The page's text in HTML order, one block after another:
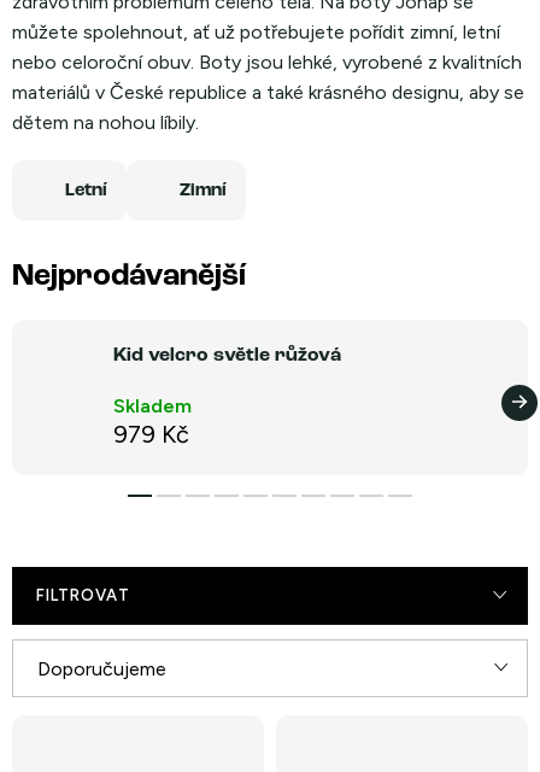
+
můžete spolehnout, ať už potřebujete pořídit zimní, letní
nebo celoroční obuv. Boty jsou lehké, vyrobené z kvalitních
materiálů v České republice a také krásného designu, aby se
dětem na nohou líbily.
Letní Zimní
Nejprodávanější
Kid velcro světle růžová
Skladem
979 Kč
FILTROVAT
a
Doporučujeme